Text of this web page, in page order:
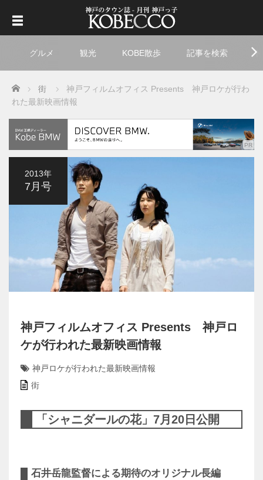
グルメ 観光 KOBE散歩 記事を検索
Home 街
神戸フィルムオフィス Presents 神戸ロケが行わ
れた最新映画情報
2013年
7月号
神戸フィルムオフィス Presents 神戸ロ
ケが行われた最新映画情報
神戸ロケが行われた最新映画情報
街
「シャニダールの花」7月20日公開
石井岳龍監督による期待のオリジナル長編